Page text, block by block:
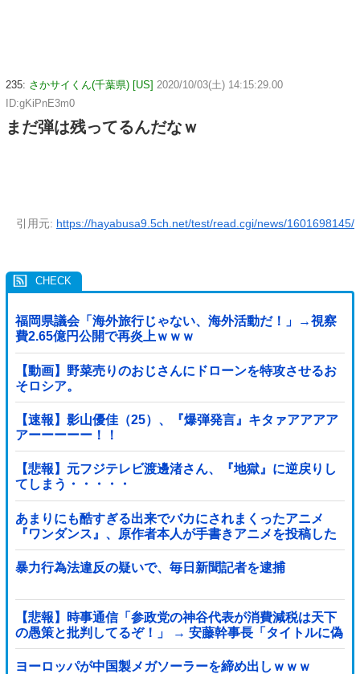
235: さかサイくん(千葉県) [US] 2020/10/03(土) 14:15:29.00
ID:gKiPnE3m0
まだ弾は残ってるんだなｗ
引用元: https://hayabusa9.5ch.net/test/read.cgi/news/1601698145/
福岡県議会「海外旅行じゃない、海外活動だ！」→視察
費2.65億円公開で再炎上ｗｗｗ
【動画】野菜売りのおじさんにドローンを特攻させるお
そロシア。
【速報】影山優佳（25）、『爆弾発言』キタァアアアア
アーーーーー！！
【悲報】元フジテレビ渡邊渚さん、『地獄』に逆戻りし
てしまう・・・・・
あまりにも酷すぎる出来でバカにされまくったアニメ
『ワンダンス』、原作者本人が手書きアニメを投稿した
結果・・・ｗｗｗｗｗｗ他
暴力行為法違反の疑いで、毎日新聞記者を逮捕
【悲報】時事通信「参政党の神谷代表が消費減税は天下
の愚策と批判してるぞ！」 → 安藤幹事長「タイトルに偽
りあり！『参政党は消費税廃止派、減税派』」ｗｗｗｗ
ｗｗｗｗ
ヨーロッパが中国製メガソーラーを締め出しｗｗｗ